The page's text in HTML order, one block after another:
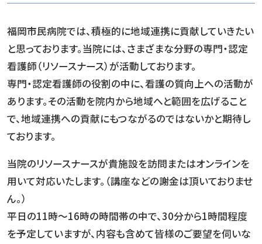
福岡市民病院では、積極的に地域連携に貢献していきたい
と思っております。当院には、さまざまな分野の専門・認定
看護師（リソースナース）が活動しております。
専門・認定看護師の役割の中に、看護の質向上への活動が
あります。その活動を院内から地域へと範囲を広げること
で、地域連携への貢献にもつながるのではないかと期待し
ております。
当院のリソースナースが貴施設を訪問またはオンラインを
用いて対応いたします。（講座などの謝金は頂いておりませ
ん。）
平日の11時～16時の時間帯の中で、30分から1時間程度
を予定していますが、内容も含めて皆様のご要望を伺いな